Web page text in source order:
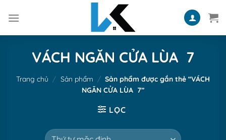
VÁCH NGĂN CỬA LÙA 7
Trang chủ / Sản phẩm / Sản phẩm được gắn thẻ “VÁCH
NGĂN CỬA LÙA 7”
LỌC